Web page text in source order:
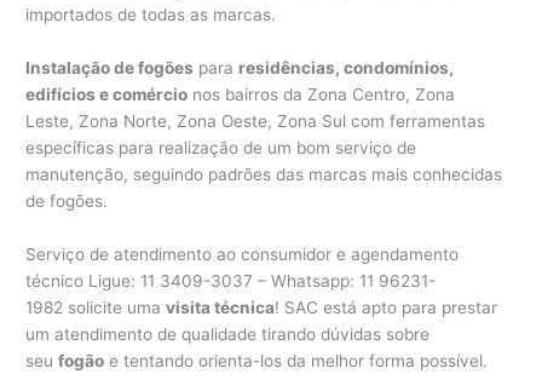
importados de todas as marcas.
Instalação de fogões para residências, condomínios,
edifícios e comércio nos bairros da Zona Centro, Zona
Leste, Zona Norte, Zona Oeste, Zona Sul com ferramentas
específicas para realização de um bom serviço de
manutenção, seguindo padrões das marcas mais conhecidas
de fogões.
Serviço de atendimento ao consumidor e agendamento
técnico Ligue: 11 3409-3037 – Whatsapp: 11 96231-
1982 solicite umavisita técnica! SAC está apto para prestar
um atendimento de qualidade tirando dúvidas sobre
seufogão e tentando orienta-los da melhor forma possível.